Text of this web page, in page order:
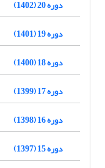
دوره 20 (1402)
دوره 19 (1401)
دوره 18 (1400)
دوره 17 (1399)
دوره 16 (1398)
دوره 15 (1397)